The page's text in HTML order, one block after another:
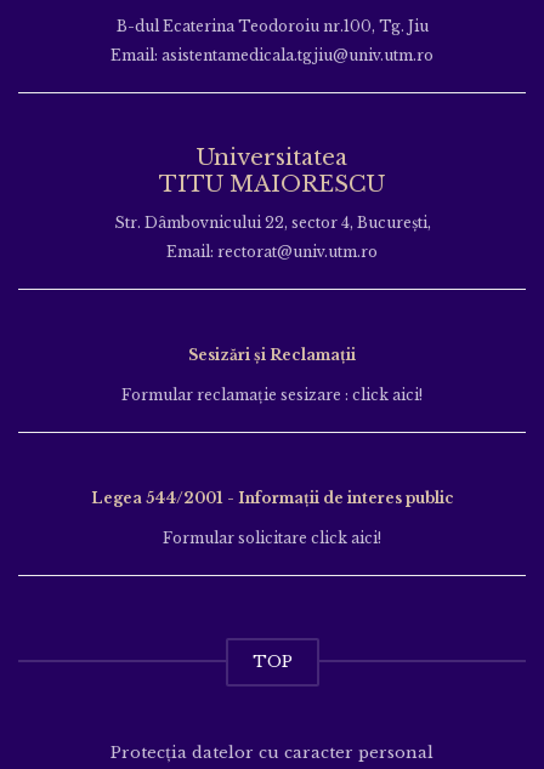
B-dul Ecaterina Teodoroiu nr.100, Tg. Jiu
Email: asistentamedicala.tgjiu@univ.utm.ro
Universitatea
TITU MAIORESCU
Str. Dâmbovnicului 22, sector 4, București,
Email: rectorat@univ.utm.ro
Sesizări și Reclamații
Formular reclamație sesizare : click aici!
Legea 544/2001 - Informații de interes public
Formular solicitare click aici!
TOP
Protecția datelor cu caracter personal